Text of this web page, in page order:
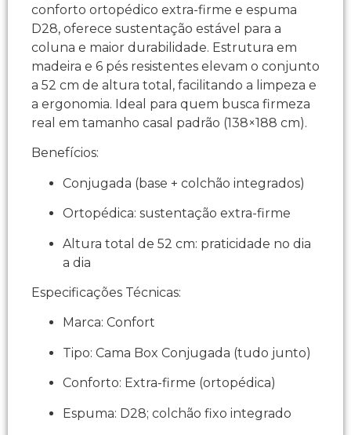
conforto ortopédico extra-firme e espuma
D28, oferece sustentação estável para a
coluna e maior durabilidade. Estrutura em
madeira e 6 pés resistentes elevam o conjunto
a 52 cm de altura total, facilitando a limpeza e
a ergonomia. Ideal para quem busca firmeza
real em tamanho casal padrão (138×188 cm).
Benefícios:
Conjugada (base + colchão integrados)
Ortopédica: sustentação extra-firme
Altura total de 52 cm: praticidade no dia
a dia
Especificações Técnicas:
Marca: Confort
Tipo: Cama Box Conjugada (tudo junto)
Conforto: Extra-firme (ortopédica)
Espuma: D28; colchão fixo integrado